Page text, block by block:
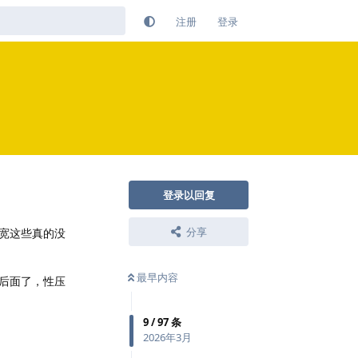
注册 登录
登录以回复
分享
最早内容
9/97条
2026年3月
这些真的没
面了，性压